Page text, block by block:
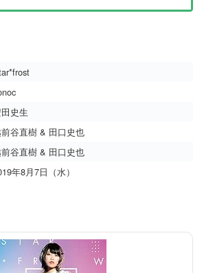
史生
谷直樹 & 田口史也
谷直樹 & 田口史也
年8月7日（水）